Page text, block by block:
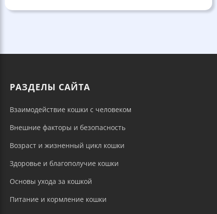
РАЗДЕЛЫ САЙТА
Взаимодействие кошки с человеком
Внешние факторы и безопасность
Возраст и жизненный цикл кошки
Здоровье и благополучие кошки
Основы ухода за кошкой
Питание и кормление кошки